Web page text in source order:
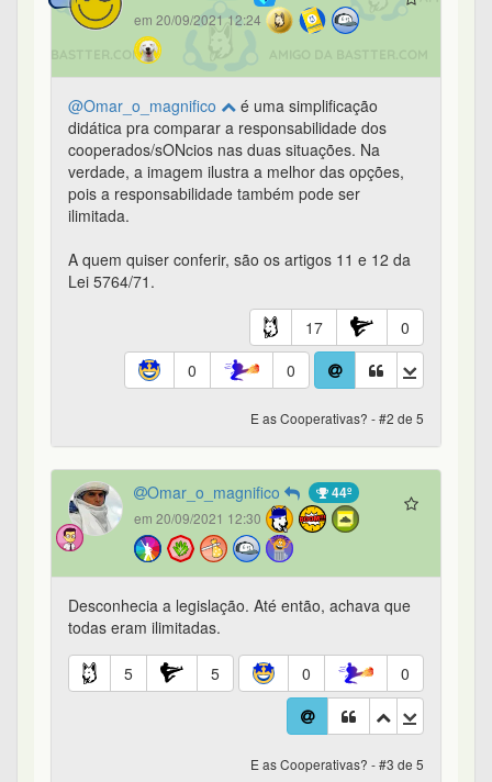
em 20/09/2021 12:24
@Omar_o_magnifico
é uma simplificação
didática pra comparar a responsabilidade dos
cooperados/sONcios nas duas situações. Na
verdade, a imagem ilustra a melhor das opções,
pois a responsabilidade também pode ser
ilimitada.
A quem quiser conferir, são os artigos 11 e 12 da
Lei 5764/71.
17
0
0
0
E as Cooperativas? - #2 de 5
Omar_o_magnifico 44º
em 20/09/2021 12:30
Desconhecia a legislação. Até então, achava que
todas eram ilimitadas.
5 5 0 0
E as Cooperativas? - #3 de 5